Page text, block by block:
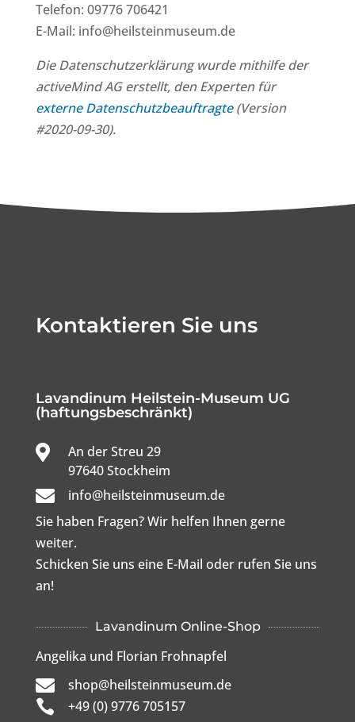
Telefon: 09776 706421
E-Mail: info@heilsteinmuseum.de
Die Datenschutzerklärung wurde mithilfe der
activeMind AG erstellt, den Experten für
externe Datenschutzbeauftragte(Version
#2020-09-30).
Kontaktieren Sie uns
Lavandinum Heilstein-Museum UG
(haftungsbeschränkt)
 An der Streu 29
97640 Stockheim

info@heilsteinmuseum.de
Sie haben Fragen? Wir helfen Ihnen gerne
weiter.
Schicken Sie uns eine E-Mail oder rufen Sie uns
an!
Lavandinum Online-Shop
Angelika und Florian Frohnapfel
 shop@heilsteinmuseum.de
 +49 (0) 9776 705157